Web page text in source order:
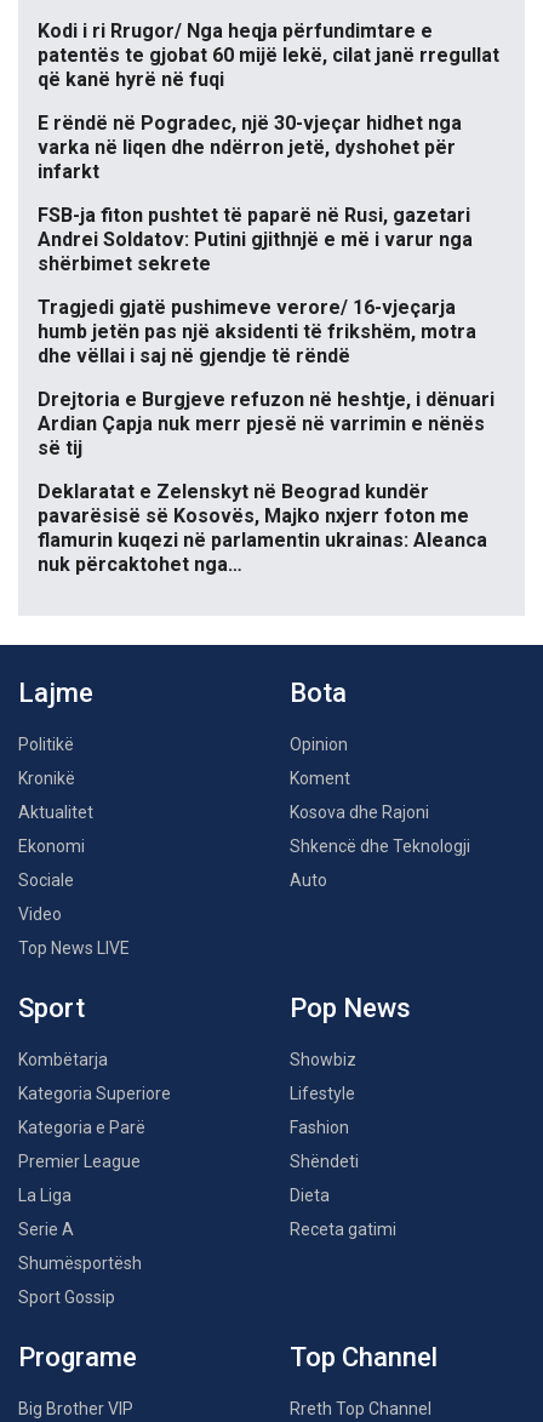
Kodi i ri Rrugor/ Nga heqja përfundimtare e
patentës te gjobat 60 mijë lekë, cilat janë rregullat
që kanë hyrë në fuqi
E rëndë në Pogradec, një 30-vjeçar hidhet nga
varka në liqen dhe ndërron jetë, dyshohet për
infarkt
FSB-ja fiton pushtet të paparë në Rusi, gazetari
Andrei Soldatov: Putini gjithnjë e më i varur nga
shërbimet sekrete
Tragjedi gjatë pushimeve verore/ 16-vjeçarja
humb jetën pas një aksidenti të frikshëm, motra
dhe vëllai i saj në gjendje të rëndë
Drejtoria e Burgjeve refuzon në heshtje, i dënuari
Ardian Çapja nuk merr pjesë në varrimin e nënës
së tij
Deklaratat e Zelenskyt në Beograd kundër
pavarësisë së Kosovës, Majko nxjerr foton me
flamurin kuqezi në parlamentin ukrainas: Aleanca
nuk përcaktohet nga…
Lajme
Politikë
Kronikë
Aktualitet
Ekonomi
Sociale
Video
Top News LIVE
Bota
Opinion
Koment
Kosova dhe Rajoni
Shkencë dhe Teknologji
Auto
Sport
Kombëtarja
Kategoria Superiore
Kategoria e Parë
Premier League
La Liga
Serie A
Shumësportësh
Sport Gossip
Pop News
Showbiz
Lifestyle
Fashion
Shëndeti
Dieta
Receta gatimi
Programe
Big Brother VIP
Top Channel
Rreth Top Channel